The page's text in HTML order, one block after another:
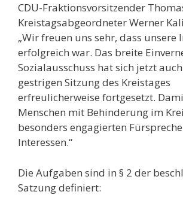
CDU-Fraktionsvorsitzender
Kreistagsabgeordneter Werner
„Wir freuen uns sehr, dass unsere
erfolgreich war. Das breite
Sozialausschuss hat sich jetzt
gestrigen Sitzung des Kreistages
erfreulicherweise fortgesetzt.
Menschen mit Behinderung im
besonders engagierten
Interessen.“
Die Aufgaben sind in § 2 der
Satzung definiert: